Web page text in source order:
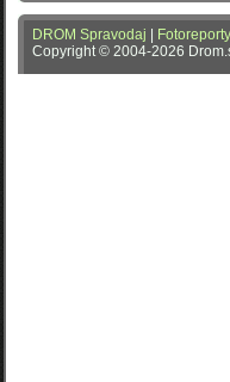
DROM Spravodaj Fotoreporty
Copyright © 2004-2026